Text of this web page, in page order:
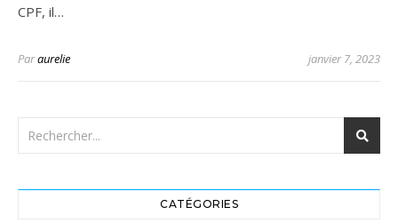
CPF, il…
Paraurelie janvier 7, 2023
CATÉGORIES